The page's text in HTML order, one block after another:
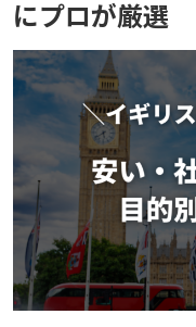
にプロが厳選